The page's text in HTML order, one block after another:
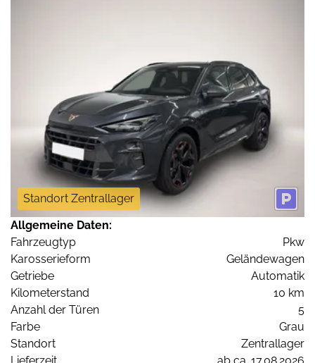
Standort Zentrallager
Allgemeine Daten:
Fahrzeugtyp
Pkw
Karosserieform
Geländewagen
Getriebe
Automatik
Kilometerstand
10 km
Anzahl der Türen
5
Farbe
Grau
Standort
Zentrallager
Lieferzeit
ab ca. 17.08.2026